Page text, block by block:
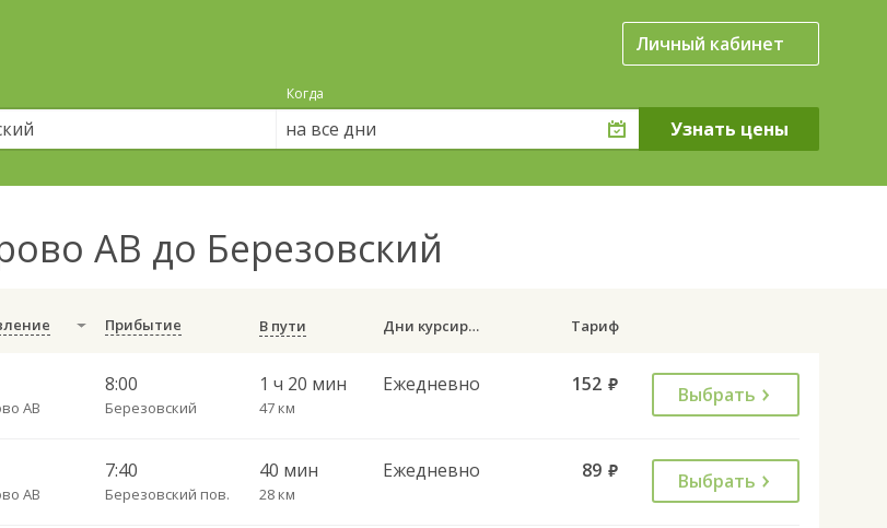
Личный кабинет
Когда
на все дни
АВ до Березовский
Прибытие В пути Дни курсирования Тариф
АВ
8:00
Березовский
1 ч 20 мин
47 км
Ежедневно 152 руб. Выбрать
АВ
7:40
Березовский пов.
40 мин
28 км
Ежедневно 89 руб. Выбрать